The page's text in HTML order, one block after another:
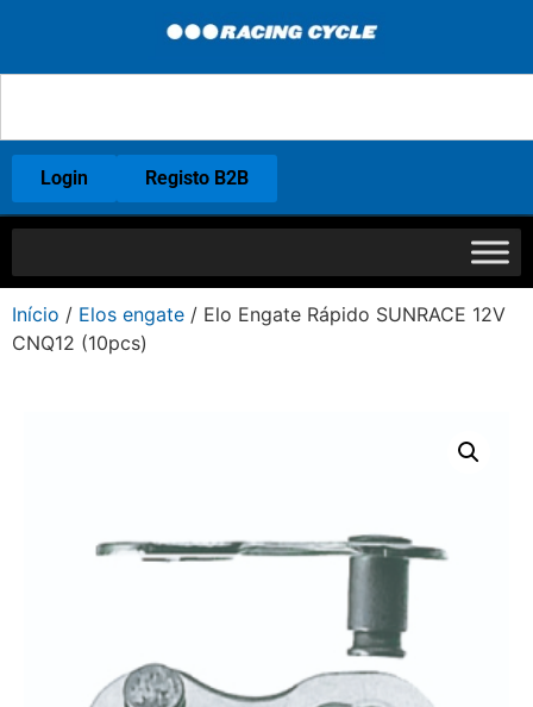
Login Registo B2B
Início / Elos engate / Elo Engate Rápido SUNRACE 12V
CNQ12 (10pcs)